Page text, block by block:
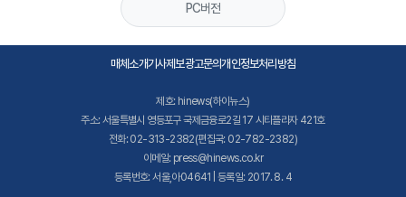
PC버전
매체소개기사제보광고문의개인정보처리방침
제호: hinews(하이뉴스)
주소: 서울특별시 영등포구 국제금융로2길 17 시티플라자 421호
전화: 02-313-2382(편집국: 02-782-2382)
이메일: press@hinews.co.kr
등록번호: 서울,아04641 | 등록일: 2017. 8. 4